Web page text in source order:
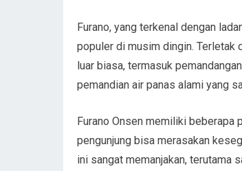
Furano, yang terkenal dengan
populer di musim dingin. Terletak
luar biasa, termasuk
pemandian air panas alami yang
Furano Onsen memiliki beberapa
pengunjung bisa merasakan
ini sangat memanjakan, terutama